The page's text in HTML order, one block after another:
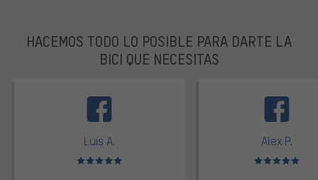
HACEMOS TODO LO POSIBLE PARA DARTE LA
BICI QUE NECESITAS
Luis A.
Valoración media: 5 de 5
Alex P.
Valoración